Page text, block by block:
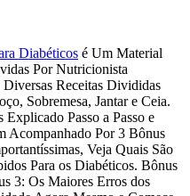
Diabéticos é Um Material
Por Nutricionista
Receitas Divididas
Sobremesa, Jantar e Ceia.
Passo a Passo e
Acompanhado Por 3 Bônus
Veja Quais São
Para os Diabéticos. Bônus
3: Os Maiores Erros dos